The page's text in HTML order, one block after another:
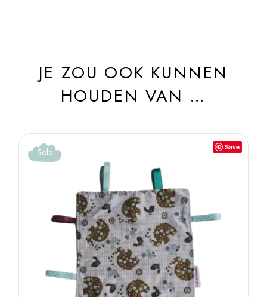
JE ZOU OOK KUNNEN
HOUDEN VAN …
Save
Sold